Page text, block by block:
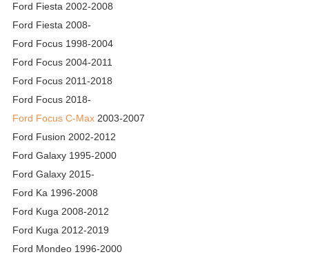
Ford Fiesta 2002-2008
Ford Fiesta 2008-
Ford Focus 1998-2004
Ford Focus 2004-2011
Ford Focus 2011-2018
Ford Focus 2018-
Ford Focus C-Max 2003-2007
Ford Fusion 2002-2012
Ford Galaxy 1995-2000
Ford Galaxy 2015-
Ford Ka 1996-2008
Ford Kuga 2008-2012
Ford Kuga 2012-2019
Ford Mondeo 1996-2000